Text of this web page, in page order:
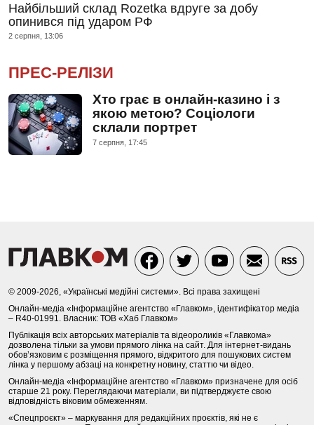
Найбільший склад Rozetka вдруге за добу
опинився під ударом РФ
2 серпня, 13:06
ПРЕС-РЕЛІЗИ
Хто грає в онлайн-казино і з
якою метою? Соціологи
склали портрет
7 серпня, 17:45
© 2009-2026, «Українські медійні системи». Всі права захищені
Онлайн-медіа «Інформаційне агентство «Главком», ідентифікатор медіа
– R40-01991. Власник: ТОВ «Хаб Главком»
Публікація всіх авторських матеріалів та відеороликів «Главкома»
дозволена тільки за умови прямого лінка на сайт. Для інтернет-видань
обов’язковим є розміщення прямого, відкритого для пошукових систем
лінка у першому абзаці на конкретну новину, статтю чи відео.
Онлайн-медіа «Інформаційне агентство «Главком» призначене для осіб
старше 21 року. Переглядаючи матеріали, ви підтверджуєте свою
відповідність віковим обмеженням.
«Спецпроєкт» – маркування для редакційних проєктів, які не є